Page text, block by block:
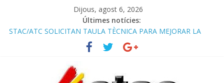
Dijous, agost 6, 2026
Últimes notícies:
STAC/ATC SOLICITAN TAULA TÈCNICA PARA MEJORAR LA
OPERATIVA DE ENTRADA EN EL PUERTO DE BARCELONA.
Programa de Radio TAXI LIBRE 22.07.2026 en COOLTURA FM.
COMUNICADO CONJUNTO STAC – ATC